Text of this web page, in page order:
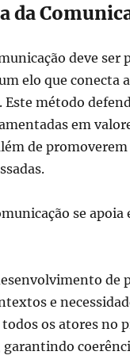
da
deve ser
elo que conecta
método
em
de
se
de
e
os atores no